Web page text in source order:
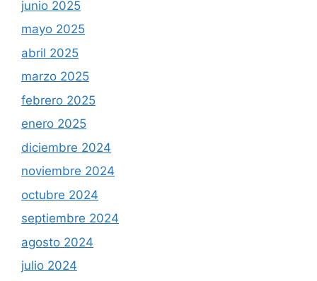
junio 2025
mayo 2025
abril 2025
marzo 2025
febrero 2025
enero 2025
diciembre 2024
noviembre 2024
octubre 2024
septiembre 2024
agosto 2024
julio 2024